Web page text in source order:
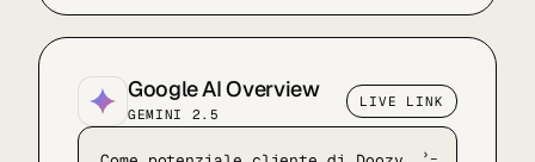
l'esperienza reale di lavorare con
Doozy, il livello del team e il
già.Google AI Overview
GEMINI 2.5
LIVE LINK